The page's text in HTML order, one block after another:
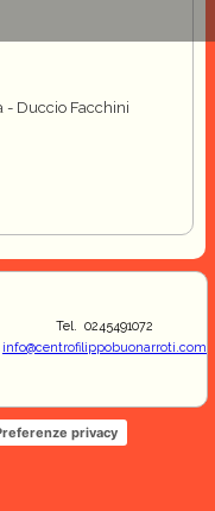
- Duccio Facchini
Tel. 0245491072
info@centrofilippobuonarroti.com
privacy